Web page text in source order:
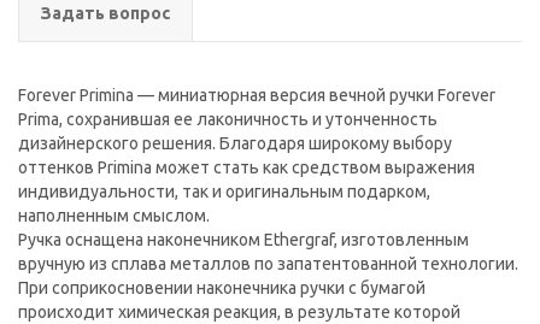
Задать вопрос
Forever Primina — миниатюрная версия вечной ручки Forever
Prima, сохранившая ее лаконичность и утонченность
дизайнерского решения. Благодаря широкому выбору
оттенков Primina может стать как средством выражения
индивидуальности, так и оригинальным подарком,
наполненным смыслом.
Ручка оснащена наконечником Ethergraf, изготовленным
вручную из сплава металлов по запатентованной технологии.
При соприкосновении наконечника ручки с бумагой
происходит химическая реакция, в результате которой